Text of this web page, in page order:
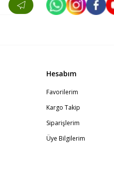
Hesabım
Favorilerim
Kargo Takip
Siparişlerim
Üye Bilgilerim